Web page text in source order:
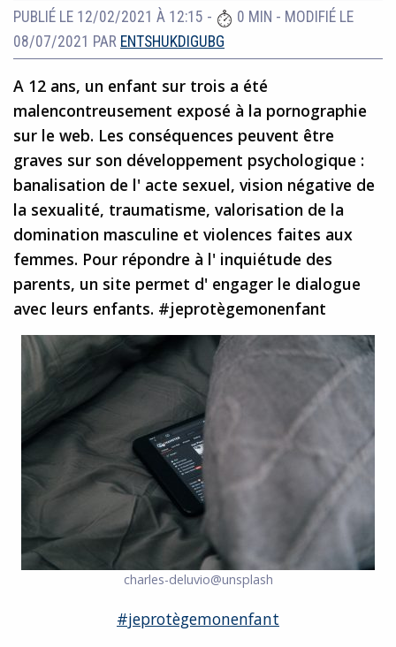
PUBLIÉ LE 12/02/2021 À 12:15 - 0 MIN - MODIFIÉ LE
08/07/2021 PAR ENTSHUKDIGUBG
A 12 ans, un enfant sur trois a été
malencontreusement exposé à la pornographie
sur le web. Les conséquences peuvent être
graves sur son développement psychologique :
banalisation de l' acte sexuel, vision négative de
la sexualité, traumatisme, valorisation de la
domination masculine et violences faites aux
femmes. Pour répondre à l' inquiétude des
parents, un site permet d' engager le dialogue
avec leurs enfants. #jeprotègemonenfant
charles-deluvio@unsplash
#jeprotègemonenfant